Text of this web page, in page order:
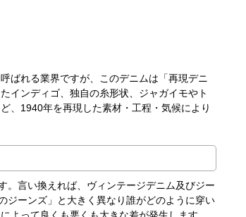
ばれる業界ですが、このデニムは「再現デニ
インディゴ、独自の糸形状、ジャガイモやト
、1940年を再現した素材・工程・気候により
。言い換えれば、ヴィンテージデニム及びジー
ジーンズ」と大きく異なり誰がどのように穿い